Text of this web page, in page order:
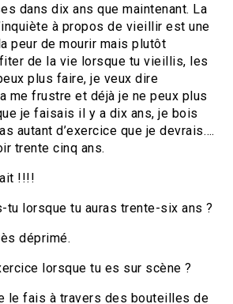
dans dix ans que maintenant. La
à propos de vieillir est une
peur de mourir mais plutôt
de la vie lorsque tu vieillis, les
plus faire, je veux dire
me frustre et déjà je ne peux plus
je faisais il y a dix ans, je bois
autant d’exercice que je devrais….
trente cinq ans.
!!!!
tu lorsque tu auras trente-six ans ?
déprimé.
lorsque tu es sur scène ?
le fais à travers des bouteilles de